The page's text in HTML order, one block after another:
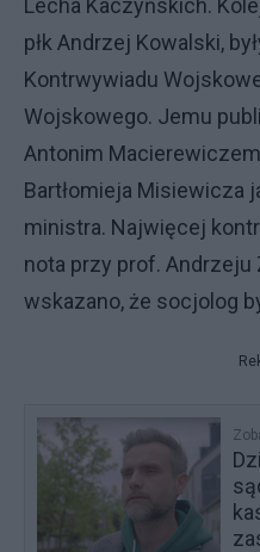
Lecha Kaczyńskich.
płk Andrzej Kowalski,
Kontrwywiadu
Wojskowego. Jemu
Antonim
Bartłomieja Misiewicza
ministra. Najwięcej
nota przy prof.
wskazano, że socjolog